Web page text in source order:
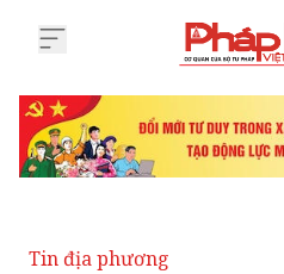
Tin địa phương